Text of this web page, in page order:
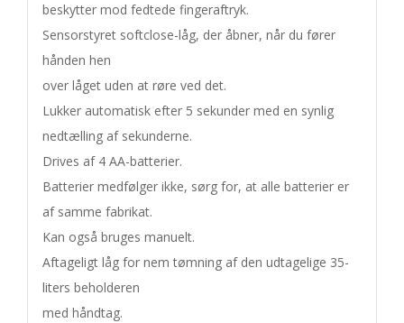
beskytter mod fedtede fingeraftryk.
Sensorstyret softclose-låg, der åbner, når du fører
hånden hen
over låget uden at røre ved det.
Lukker automatisk efter 5 sekunder med en synlig
nedtælling af sekunderne.
Drives af 4 AA-batterier.
Batterier medfølger ikke, sørg for, at alle batterier er
af samme fabrikat.
Kan også bruges manuelt.
Aftageligt låg for nem tømning af den udtagelige 35-
liters beholderen
med håndtag.